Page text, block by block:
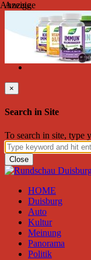
Samstag,
Friend on
Search
×
Search in Site
To search in site, type
Close
HOME
Duisburg
Auto
Kultur
Meinung
Panorama
Politik
Anzeige
Anzeige